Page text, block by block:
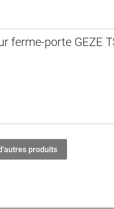
ferme-porte GEZE
produits